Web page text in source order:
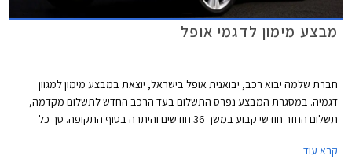
מבצע מימון לדגמי אופל
חברת שלמה יבוא רכב, יבואנית אופל בישראל, יוצאת במבצע מימון למגוון
דגמיה. במסגרת המבצע נפרס התשלום בעד הרכב החדש לתשלום מקדמה,
תשלום החזר חודשי קבוע במשך 36 חודשים והיתרה בסוף התקופה. סך כל
התשלום לדגמים השונים:
קרא עוד